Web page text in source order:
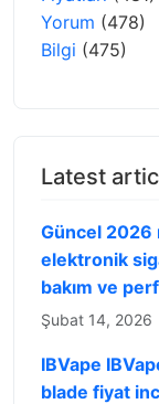
Yorum (478)
Bilgi (475)
Latest
Güncel 2026
elektronik
bakım ve
Şubat 14, 2026
IBVape
blade fiyat